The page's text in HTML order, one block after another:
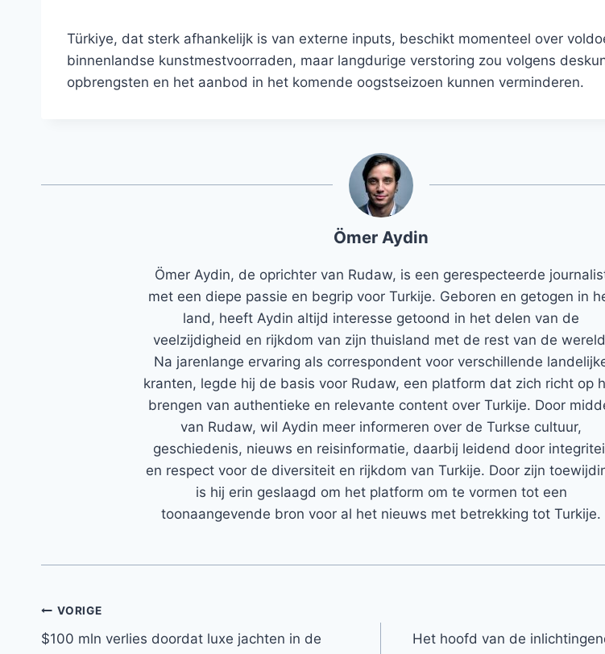
Türkiye, dat sterk afhankelijk is van externe inputs, beschikt momenteel over
binnenlandse kunstmestvoorraden, maar langdurige verstoring zou volgens
opbrengsten en het aanbod in het komende oogstseizoen kunnen verminderen.
Ömer Aydin
Ömer Aydin, de oprichter van Rudaw, is een gerespecteerde
met een diepe passie en begrip voor Turkije. Geboren en getogen in
land, heeft Aydin altijd interesse getoond in het delen van de
veelzijdigheid en rijkdom van zijn thuisland met de rest van de
Na jarenlange ervaring als correspondent voor verschillende
kranten, legde hij de basis voor Rudaw, een platform dat zich richt op
brengen van authentieke en relevante content over Turkije. Door
van Rudaw, wil Aydin meer informeren over de Turkse cultuur,
geschiedenis, nieuws en reisinformatie, daarbij leidend door
en respect voor de diversiteit en rijkdom van Turkije. Door zijn
is hij erin geslaagd om het platform om te vormen tot een
toonaangevende bron voor al het nieuws met betrekking tot Turkije.
Bericht
VORIGE
$100 mln verlies doordat luxe jachten in de
Het hoofd van de